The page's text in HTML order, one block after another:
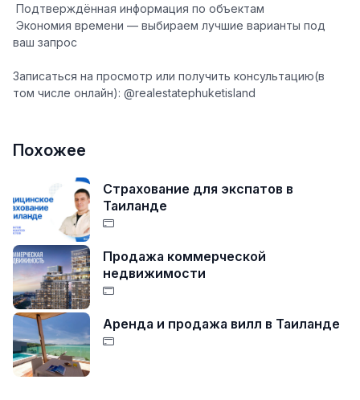
️ Подтверждённая информация по объектам
️ Экономия времени — выбираем лучшие варианты под
ваш запрос
Записаться на просмотр или получить консультацию(в
том числе онлайн): @realestatephuketisland
Похожее
Страхование для экспатов в
Таиланде
Продажа коммерческой
недвижимости
Аренда и продажа вилл в Таиланде